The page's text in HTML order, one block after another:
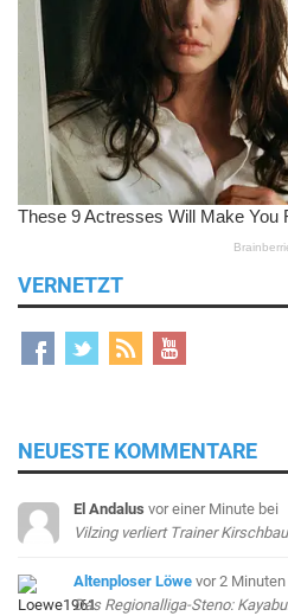
VERNETZT
NEUESTE KOMMENTARE
El Andalus vor einer Minute bei
Vilzing verliert Trainer
Altenploser Löwe vor 2 Minuten
Das Regionalliga-Steno: